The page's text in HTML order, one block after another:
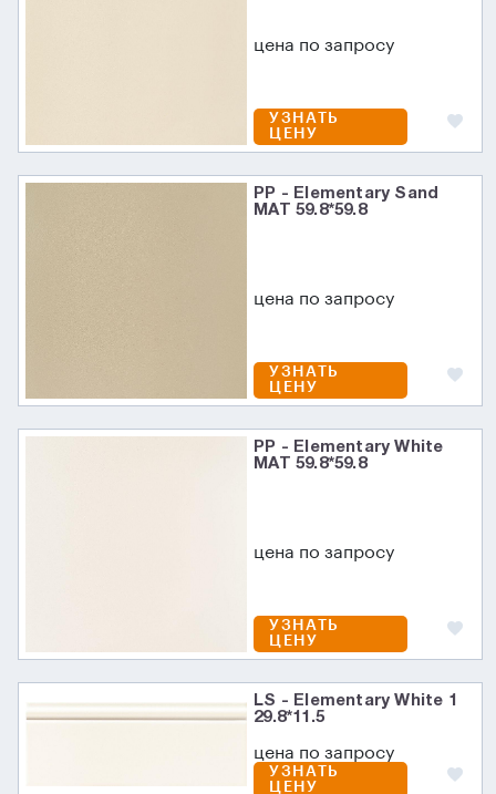
цена по запросу
УЗНАТЬ
ЦЕНУ
PP - Elementary Sand
MAT 59.8*59.8
цена по запросу
УЗНАТЬ
ЦЕНУ
PP - Elementary White
MAT 59.8*59.8
цена по запросу
УЗНАТЬ
ЦЕНУ
LS - Elementary White 1
29.8*11.5
цена по запросу
УЗНАТЬ
ЦЕНУ